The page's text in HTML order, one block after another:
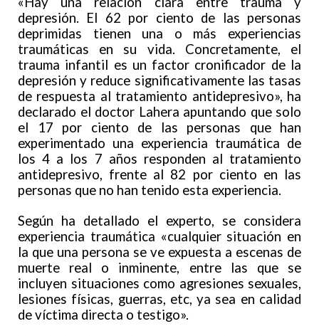
depresión. El 62 por ciento de las personas
deprimidas tienen una o más experiencias
traumáticas en su vida. Concretamente, el
trauma infantil es un factor cronificador de la
depresión y reduce significativamente las tasas
de respuesta al tratamiento antidepresivo», ha
declarado el doctor Lahera apuntando que solo
el 17 por ciento de las personas que han
experimentado una experiencia traumática de
los 4 a los 7 años responden al tratamiento
antidepresivo, frente al 82 por ciento en las
personas que no han tenido esta experiencia.
Según ha detallado el experto, se considera
experiencia traumática «cualquier situación en
la que una persona se ve expuesta a escenas de
muerte real o inminente, entre las que se
incluyen situaciones como agresiones sexuales,
lesiones físicas, guerras, etc, ya sea en calidad
de víctima directa o testigo».